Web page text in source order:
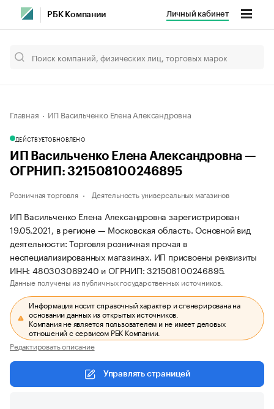
РБК Компании Личный кабинет
Главная ИП Васильченко Елена Александровна
ДЕЙСТВУЕТОБНОВЛЕНО
ИП Васильченко Елена Александровна —
ОГРНИП: 321508100246895
Розничная торговля Деятельность универсальных магазинов
ИП Васильченко Елена Александровна зарегистрирован
19.05.2021, в регионе — Московская область. Основной вид
деятельности: Торговля розничная прочая в
неспециализированных магазинах. ИП присвоены реквизиты
ИНН: 480303089240 и ОГРНИП: 321508100246895.
Данные получены из публичных государственных источников.
Информация носит справочный характер и сгенерирована на
основании данных из открытых источников.
Компания не является пользователем и не имеет деловых
отношений с сервисом РБК Компании.
Редактировать описание
Управлять страницей